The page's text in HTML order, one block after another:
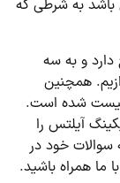
آیلتس مورد قبول برای ما 6.5 می باشد به شرطی که
احتیاج دارد و به سه
همچنین
لیست شده است.
آیلتس را
سوالات خود در
ما همراه باشید.